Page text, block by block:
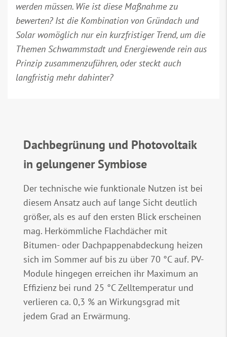
werden müssen. Wie ist diese Maßnahme zu
bewerten? Ist die Kombination von Gründach und
Solar womöglich nur ein kurzfristiger Trend, um die
Themen Schwammstadt und Energiewende rein aus
Prinzip zusammenzuführen, oder steckt auch
langfristig mehr dahinter?
Dachbegrünung und Photovoltaik
in gelungener Symbiose
Der technische wie funktionale Nutzen ist bei
diesem Ansatz auch auf lange Sicht deutlich
größer, als es auf den ersten Blick erscheinen
mag. Herkömmliche Flachdächer mit
Bitumen- oder Dachpappenabdeckung heizen
sich im Sommer auf bis zu über 70 °C auf. PV-
Module hingegen erreichen ihr Maximum an
Effizienz bei rund 25 °C Zelltemperatur und
verlieren ca. 0,3 % an Wirkungsgrad mit
jedem Grad an Erwärmung.